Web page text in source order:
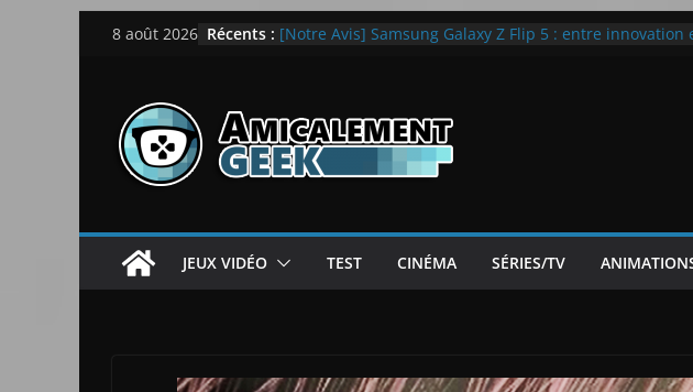
Passer8 août 2026 Récents : [Notre Avis] Samsung Galaxy Z Flip 5 : entre innovation
[Notre Avis] Spy x Family: Code White
LEGO dévoile la LEGO Technic McLaren P1
JEUX VIDÉO TEST CINÉMA SÉRIES/TV